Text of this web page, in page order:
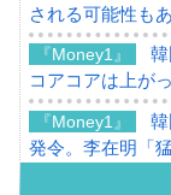
される可能性も
『Money1』
コアコアは上がっ
『Money1』
発令。李在明「